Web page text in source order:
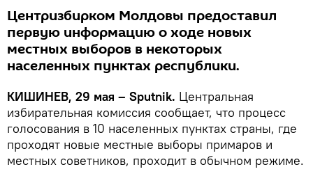
Центризбирком Молдовы предоставил
первую информацию о ходе новых
местных выборов в некоторых
населенных пунктах республики.
КИШИНЕВ, 29 мая – Sputnik. Центральная
избирательная комиссия сообщает, что процесс
голосования в 10 населенных пунктах страны, где
проходят новые местные выборы примаров и
местных советников, проходит в обычном режиме.